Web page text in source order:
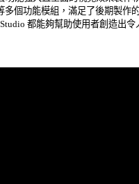
多個功能模組，滿足了後期製作
都能夠幫助使用者創造出